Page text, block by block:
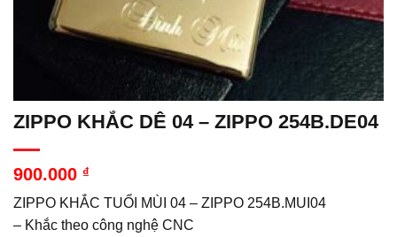
ZIPPO KHẮC DÊ 04 – ZIPPO 254B.DE04
900.000 ₫
ZIPPO KHẮC TUỔI MÙI 04 – ZIPPO 254B.MUI04
– Khắc theo công nghệ CNC